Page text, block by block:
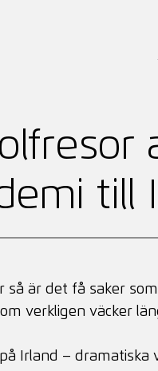
till
så är det få saker
verkligen väcker
Irland –